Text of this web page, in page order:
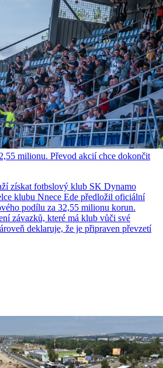
milionu. Převod akcií chce dokončit
získat fotbslový klub SK Dynamo
klubu Nnece Ede předložil oficiální
podílu za 32,55 milionu korun.
závazků, které má klub vůči své
deklaruje, že je připraven převzetí